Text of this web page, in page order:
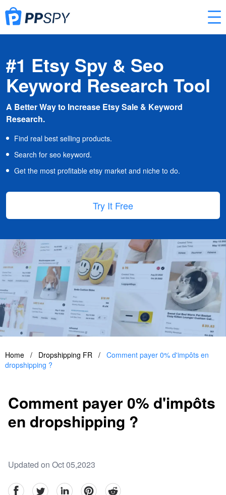
#1 Etsy Spy & Seo
Keyword Research Tool
A Better Way to Increase Etsy Sale & Keyword
Research.
Find real best selling products.
Search for seo keyword.
Get the most profitable etsy market and niche to do.
Try It Free
Home / Dropshipping FR / Comment payer 0% d'impôts en
dropshipping ?
Comment payer 0% d'impôts
en dropshipping ?
Updated on Oct 05,2023
facebookTwitter linkedinpinterestreddit